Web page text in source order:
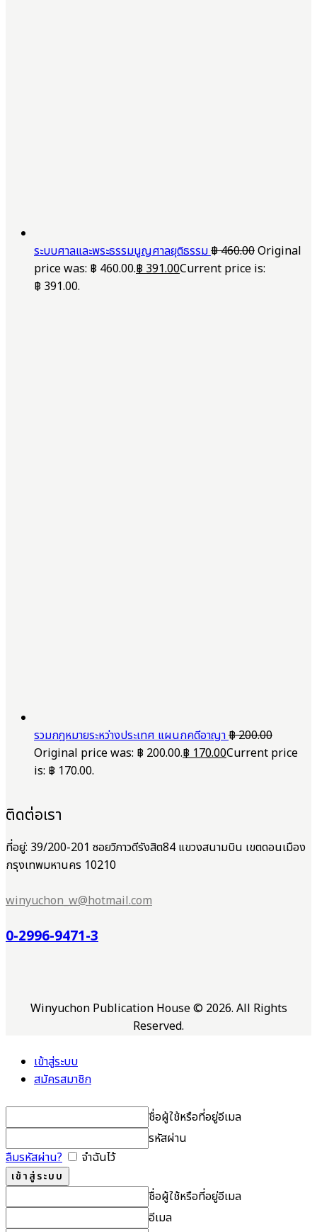
ระบบศาลและพระธรรมนูญศาลยุติธรรม฿460.00Original
price was: ฿ 460.00.฿391.00Current price is:
฿ 391.00.
รวมกฎหมายระหว่างประเทศ แผนกคดีอาญา฿200.00
Original price was: ฿ 200.00.฿170.00Current price
is: ฿ 170.00.
ติดต่อเรา
ที่อยู่: 39/200-201 ซอยวิภาวดีรังสิต84 แขวงสนามบิน เขตดอนเมือง
กรุงเทพมหานคร 10210
winyuchon_w@hotmail.com
0-2996-9471-3
Winyuchon Publication House © 2026. All Rights
Reserved.
เข้าสู่ระบบ
สมัครสมาชิก
ชื่อผู้ใช้หรือที่อยู่อีเมล
รหัสผ่าน
ลืมรหัสผ่าน?
จำฉันไว้
ชื่อผู้ใช้หรือที่อยู่อีเมล
อีเมล